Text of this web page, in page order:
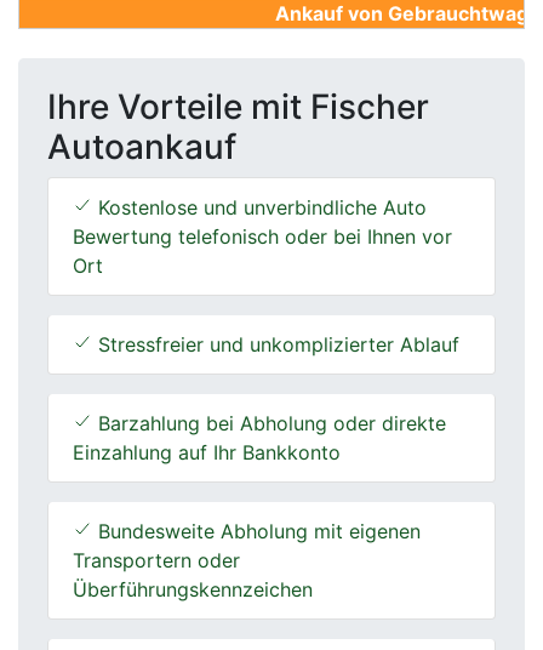
Ankauf von
Ihre Vorteile mit Fischer
Autoankauf
Kostenlose und unverbindliche Auto
Bewertung telefonisch oder bei Ihnen vor
Ort
Stressfreier und unkomplizierter Ablauf
Barzahlung bei Abholung oder direkte
Einzahlung auf Ihr Bankkonto
Bundesweite Abholung mit eigenen
Transportern oder
Überführungskennzeichen